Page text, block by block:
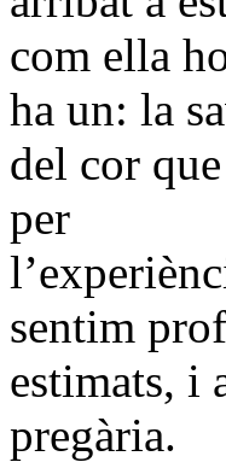
com ella
ha un: la
del cor
per
sentim
estimats, i
pregària.